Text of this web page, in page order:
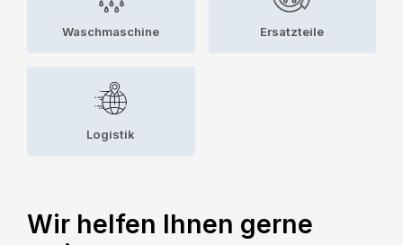
Waschmaschine Ersatzteile
Logistik
Wir helfen Ihnen gerne